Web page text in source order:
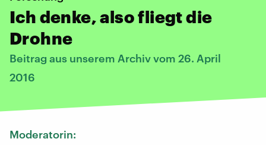
Ich denke, also fliegt die
Drohne
Beitrag aus unserem Archiv vom 26. April
2016
Moderatorin: